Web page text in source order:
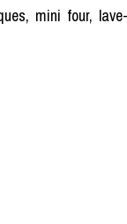
mini four,